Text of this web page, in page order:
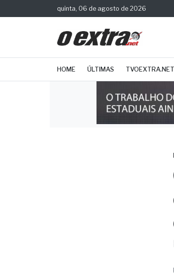
quinta, 06 de agosto de 2026
HOME ÚLTIMAS TVOEXTRA.NET